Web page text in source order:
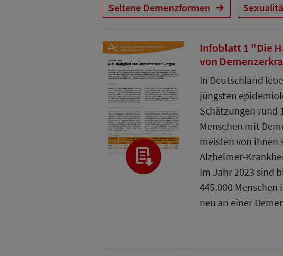
Seltene Demenzformen
Infoblatt 1 "Die
von
In Deutschland
jüngsten
Schätzungen rund
Menschen mit
meisten von ihnen
Alzheimer-
Im Jahr 2023 sind
445.000 Menschen
neu an einer